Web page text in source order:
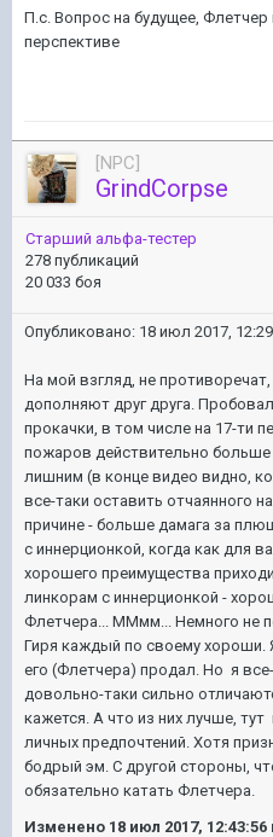
П.с. Вопрос на будущее, Флетчер
перспективе
[NPC]
GrindCorpse
Старший альфа-тестер
278 публикаций
20 033 боя
Опубликовано: 18 июл 2017,
На мой взгляд, не
дополняют друг друга.
прокачки, в том числе на 17-ти
пожаров действительно больше
лишним (в конце видео видно,
все-таки оставить отчаянного
причине - больше дамага за
с иннерционкой, когда как для
хорошего преимущества
линкорам с иннерционкой -
Флетчера... ММмм... Немного не
Гиря каждый по своему хороши.
его (Флетчера) продал. Но я
довольно-таки сильно
кажется. А что из них лучше,
личных предпочтений. Хотя
бодрый эм. С другой стороны,
обязательно катать Флетчера.
Изменено 18 июл 2017, 12:43:56